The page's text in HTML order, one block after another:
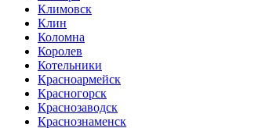
Климовск
Клин
Коломна
Королев
Котельники
Красноармейск
Красногорск
Краснозаводск
Краснознаменск